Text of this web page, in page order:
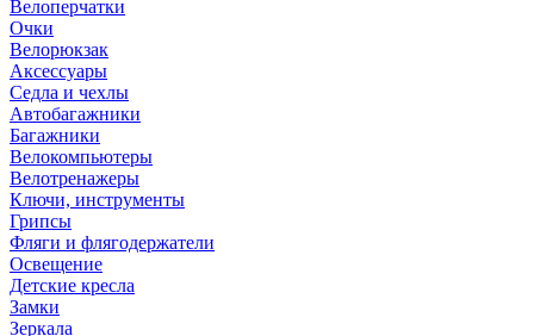
Велоперчатки
Очки
Велорюкзак
Аксессуары
Седла и чехлы
Автобагажники
Багажники
Велокомпьютеры
Велотренажеры
Ключи, инструменты
Грипсы
Фляги и флягодержатели
Освещение
Детские кресла
Замки
Зеркала